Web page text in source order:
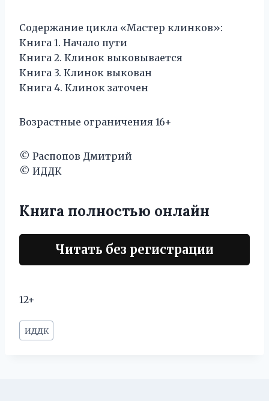
Содержание цикла «Мастер клинков»:
Книга 1. Начало пути
Книга 2. Клинок выковывается
Книга 3. Клинок выкован
Книга 4. Клинок заточен
Возрастные ограничения 16+
© Распопов Дмитрий
© ИДДК
Книга полностью онлайн
Читать без регистрации
12+
Метки
записи:
ИДДК